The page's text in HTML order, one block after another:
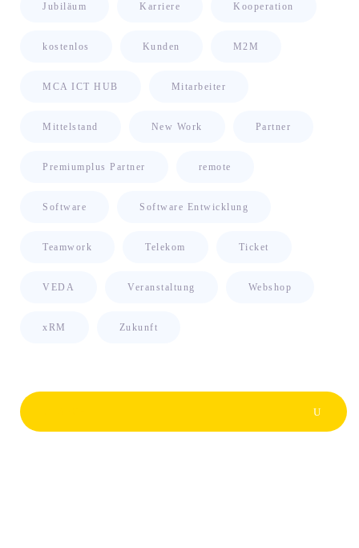
Jubiläum Karriere Kooperation
kostenlos Kunden M2M
MCA ICT HUB Mitarbeiter
Mittelstand New Work Partner
Premiumplus Partner remote
Software Software Entwicklung
Teamwork Telekom Ticket
VEDA Veranstaltung Webshop
xRM Zukunft